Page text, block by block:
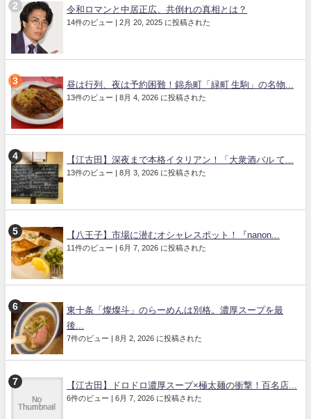
令和ロマンと中居正広、共倒れの真相とは？
14件のビュー | 2月 20, 2025 に投稿された
昼は行列、夜は予約困難！錦糸町「緑町 生駒」の名物...
13件のビュー | 8月 4, 2026 に投稿された
【江古田】深夜まで本格イタリアン！「大衆酒バル て...
13件のビュー | 8月 3, 2026 に投稿された
【八王子】市場に潜むオシャレスポット！『nanon...
11件のビュー | 6月 7, 2026 に投稿された
東十条「燦燦斗」のらーめんは別格。濃厚スープを最
後...
7件のビュー | 8月 2, 2026 に投稿された
【江古田】ドロドロ濃厚スープ×極太麺の衝撃！百名店...
6件のビュー | 6月 7, 2026 に投稿された